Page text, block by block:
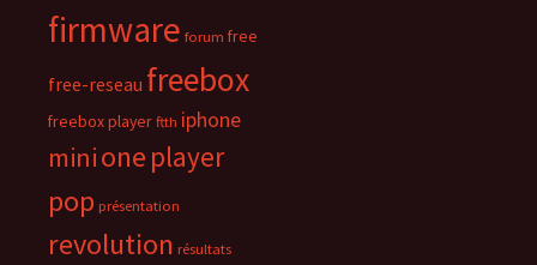
firmware forum free
free-reseau freebox
freebox player ftth iphone
minione player
pop présentation
revolution résultats